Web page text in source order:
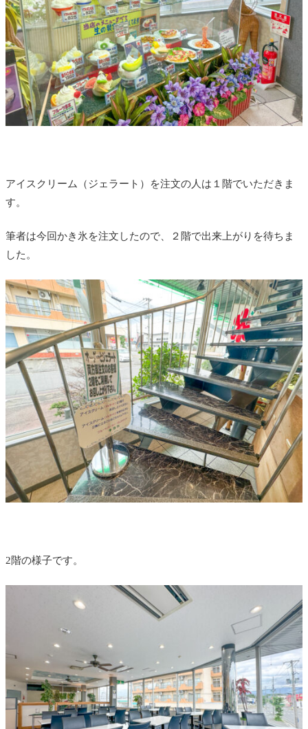
アイスクリーム（ジェラート）を注文の人は１階でいただきま
す。
筆者は今回かき氷を注文したので、２階で出来上がりを待ちま
した。
2階の様子です。